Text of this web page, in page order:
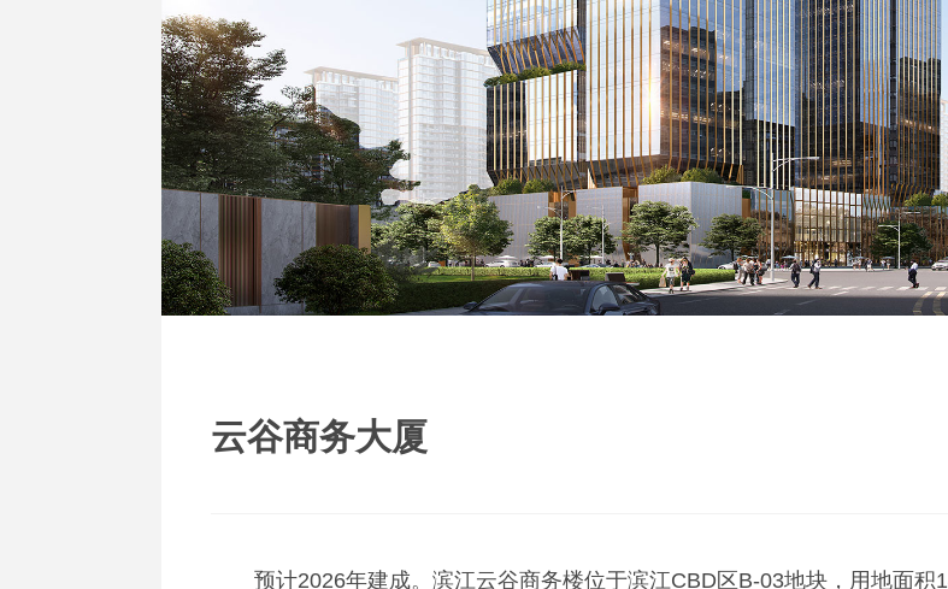
云谷商务大厦
预计2026年建成。滨江云谷商务楼位于滨江CBD区B-03地块，用地面积